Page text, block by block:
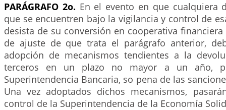
PARÁGRAFO 2o. En el evento en que cualquiera
que se encuentren bajo la vigilancia y control de
desista de su conversión en cooperativa
de ajuste de que trata el parágrafo anterior,
adopción de mecanismos tendientes a la
terceros en un plazo no mayor a un año,
Superintendencia Bancaria, so pena de las
Una vez adoptados dichos mecanismos,
control de la Superintendencia de la Economía